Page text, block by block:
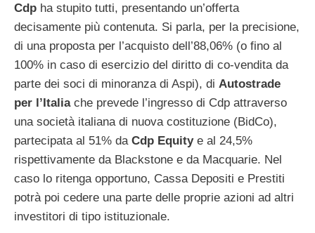
Cdp ha stupito tutti, presentando un’offerta
decisamente più contenuta. Si parla, per la precisione,
di una proposta per l’acquisto dell’88,06% (o fino al
100% in caso di esercizio del diritto di co-vendita da
parte dei soci di minoranza di Aspi), di Autostrade
per l’Italiache prevede l’ingresso di Cdp attraverso
una società italiana di nuova costituzione (BidCo),
partecipata al 51% da Cdp Equitye al 24,5%
rispettivamente da Blackstone e da Macquarie. Nel
caso lo ritenga opportuno, Cassa Depositi e Prestiti
potrà poi cedere una parte delle proprie azioni ad altri
investitori di tipo istituzionale.